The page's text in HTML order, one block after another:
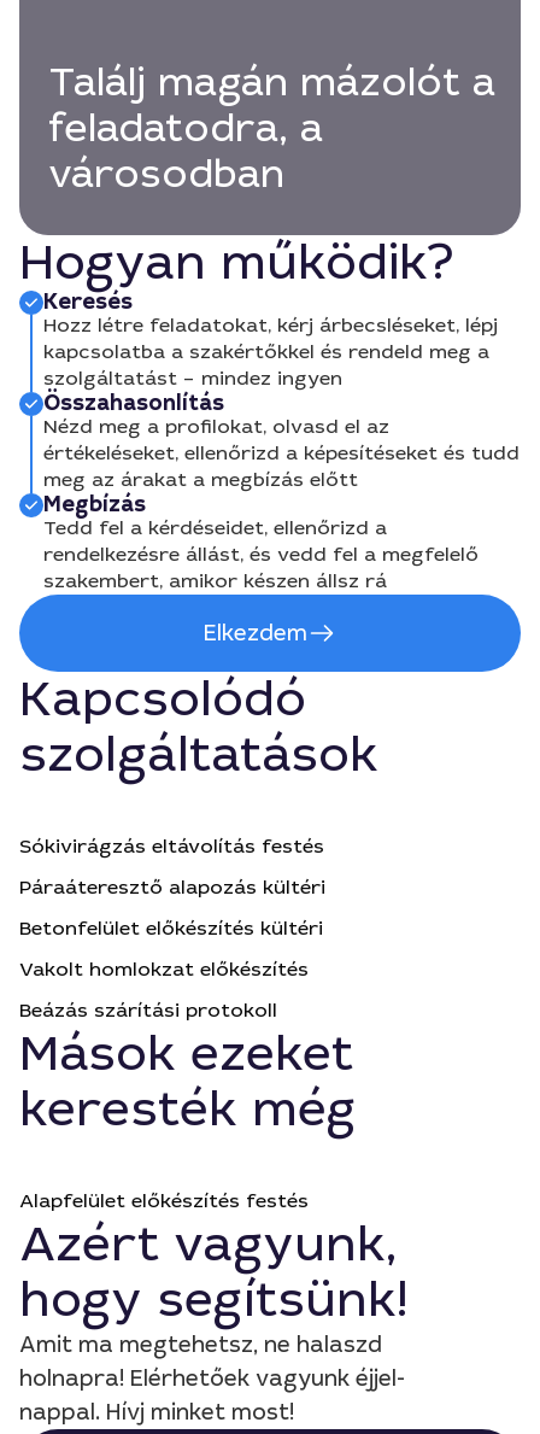
Találj magán mázolót a
feladatodra, a
városodban
Hogyan működik?
Keresés
Hozz létre feladatokat, kérj árbecsléseket, lépj
kapcsolatba a szakértőkkel és rendeld meg a
szolgáltatást – mindez ingyen
Összahasonlítás
Nézd meg a profilokat, olvasd el az
értékeléseket, ellenőrizd a képesítéseket és tudd
meg az árakat a megbízás előtt
Megbízás
Tedd fel a kérdéseidet, ellenőrizd a
rendelkezésre állást, és vedd fel a megfelelő
szakembert, amikor készen állsz rá
Elkezdem
Kapcsolódó
szolgáltatások
Sókivirágzás eltávolítás festés
Páraáteresztő alapozás kültéri
Betonfelület előkészítés kültéri
Vakolt homlokzat előkészítés
Beázás szárítási protokoll
Mások ezeket
keresték még
Alapfelület előkészítés festés
Azért vagyunk,
hogy segítsünk!
Amit ma megtehetsz, ne halaszd
holnapra! Elérhetőek vagyunk éjjel-
nappal. Hívj minket most!